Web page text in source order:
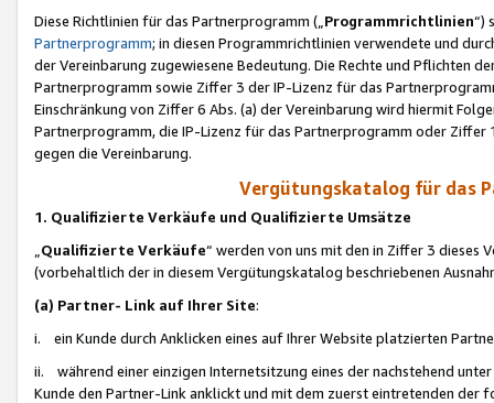
Diese Richtlinien für das Partnerprogramm („Programmrichtlinien“)
Partnerprogramm; in diesen Programmrichtlinien verwendete und
der Vereinbarung zugewiesene Bedeutung. Die Rechte und Pflichten
Partnerprogramm sowie Ziffer 3 der IP-Lizenz für das
Einschränkung von Ziffer 6 Abs. (a) der Vereinbarung wird hiermit
Partnerprogramm, die IP-Lizenz für das Partnerprogramm oder
gegen die Vereinbarung.
Vergütungskatalog für das
1. Qualifizierte Verkäufe und Qualifizierte Umsätze
Qualifizierte Verkäufe“ werden von uns mit den in Ziffer 3
(vorbehaltlich der in diesem Vergütungskatalog beschriebenen
(a) Partner- Link auf Ihrer Site:
i. ein Kunde durch Anklicken eines auf Ihrer Website platzierten
ii. während einer einzigen Internetsitzung eines der nachstehend
Kunde den Partner-Link anklickt und mit dem zuerst eintretenden der